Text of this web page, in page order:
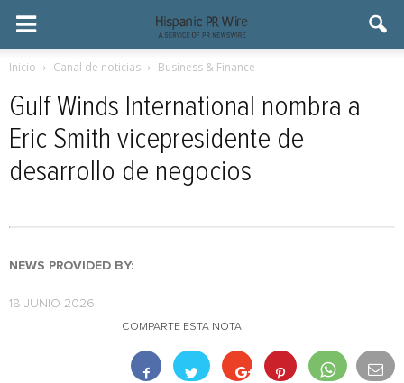
Inicio Canal de noticias Business & Finance
Gulf Winds International nombra a
Eric Smith vicepresidente de
desarrollo de negocios
NEWS PROVIDED BY:
18 JUNIO 2026
COMPARTE ESTA NOTA